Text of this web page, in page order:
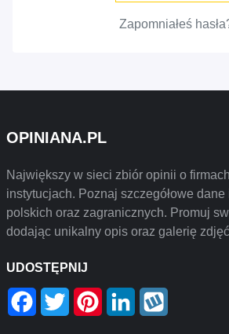
Zapomniałeś
OPINIANA.PL
Największy w sieci zbiór opinii o
instytucjach. Poznaj szczegółowe
polskich oraz zagranicznych. Promuj
dodając unikalny opis oraz galerię
UDOSTĘPNIJ
Facebook
Twitter PinterestLinkedIn